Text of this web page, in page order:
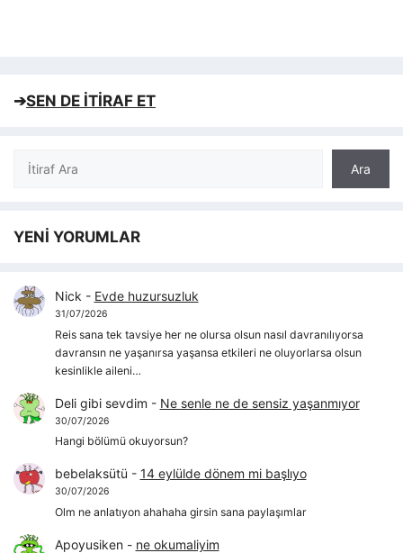
➔SEN DE İTİRAF ET
Ara
Ara
YENİ YORUMLAR
Nick - Evde huzursuzluk
31/07/2026
Reis sana tek tavsiye her ne olursa olsun nasıl davranılıyorsa
davransın ne yaşanırsa yaşansa etkileri ne oluyorlarsa olsun
kesinlikle aileni…
Deli gibi sevdim - Ne senle ne de sensiz yaşanmıyor
30/07/2026
Hangi bölümü okuyorsun?
bebelaksütü - 14 eylülde dönem mi başlıyo
30/07/2026
Olm ne anlatıyon ahahaha girsin sana paylaşımlar
Apoyusiken- ne okumaliyim